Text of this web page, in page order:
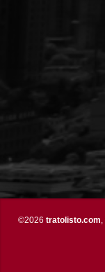
©2026 tratolisto.com